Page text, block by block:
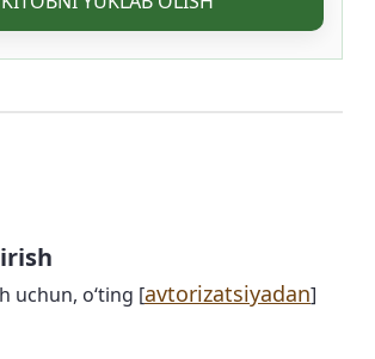
uchun, o‘ting [avtorizatsiyadan]